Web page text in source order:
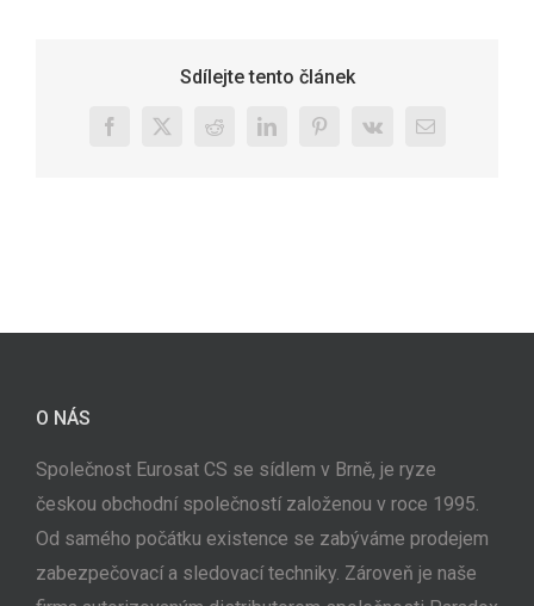
Sdílejte tento článek
Facebook
X RedditLinkedInPinterest
Vk
E-
O NÁS
Společnost Eurosat CS se sídlem v Brně, je ryze
českou obchodní společností založenou v roce 1995.
Od samého počátku existence se zabýváme prodejem
zabezpečovací a sledovací techniky. Zároveň je naše